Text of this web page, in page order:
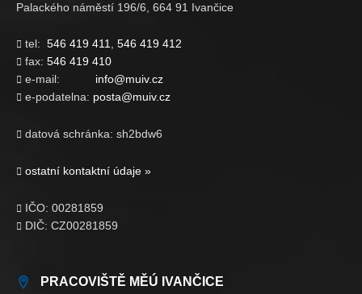
Palackého náměstí 196/6, 664 91 Ivančice
 tel: 546 419 411 546 419 412
 fax: 546 419 410
 e-mail: info@muiv.cz
 e-podatelna: posta@muiv.cz
 datová schránka: sh2bdw6
 ostatní kontaktní údaje »
 IČO: 00281859
 DIČ: CZ00281859
PRACOVIŠTĚ MĚÚ IVANČICE